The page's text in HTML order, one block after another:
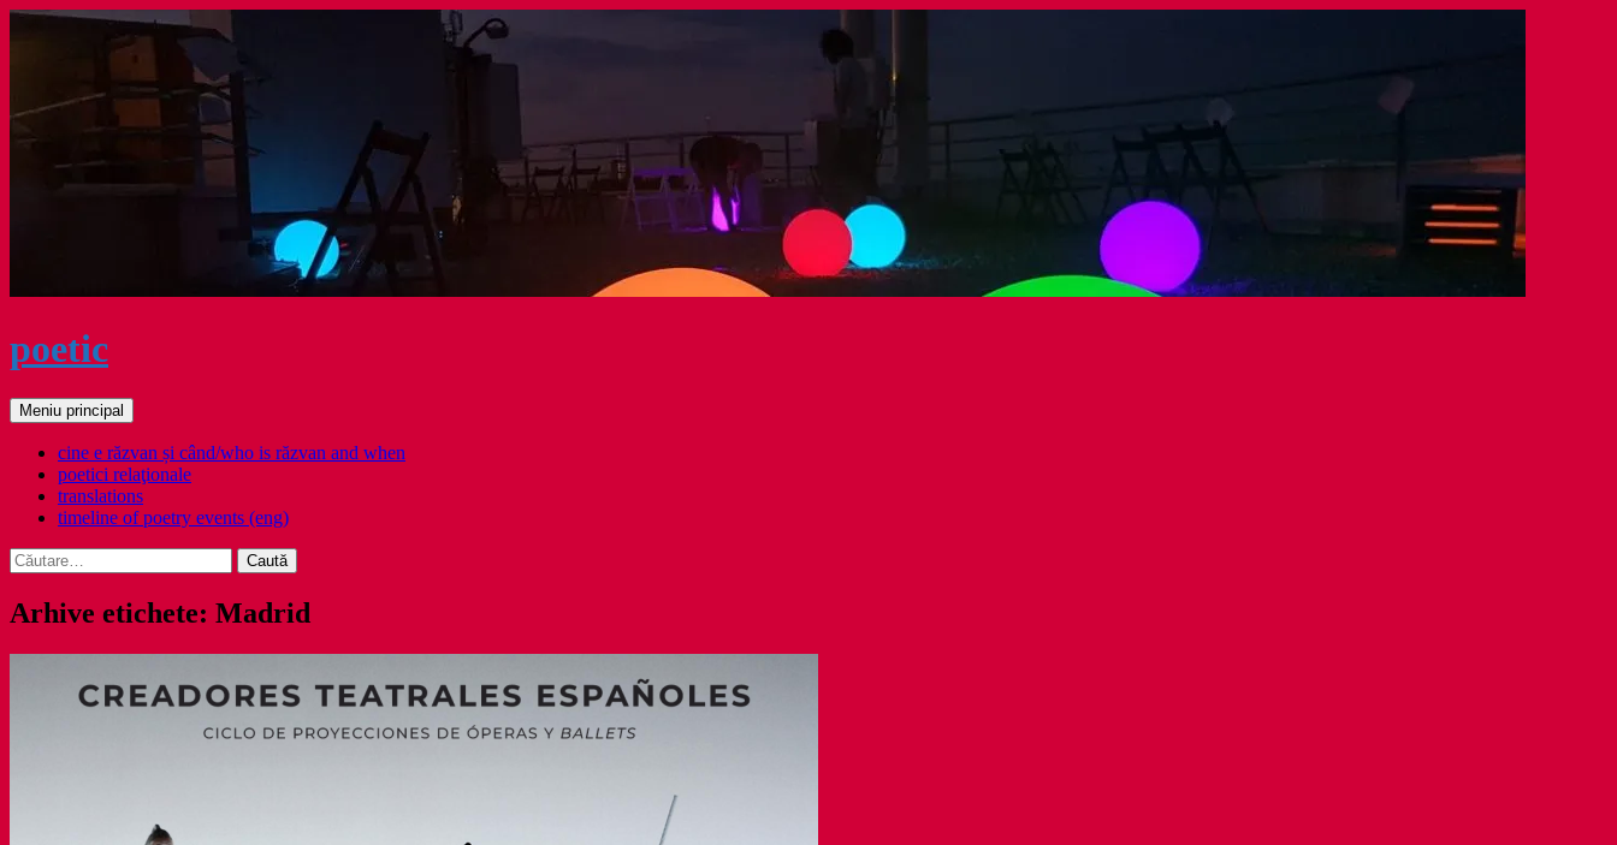
Sari
poetic
Caută
Meniu principal
cine e răzvan și când/who is răzvan and when
poetici relaţionale
translations
timeline of poetry events (eng)
Caută
după:
Arhive etichete: Madrid